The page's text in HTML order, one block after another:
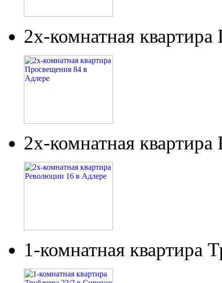
2х-комнатная
2х-комнатная
1-комнатная квартира